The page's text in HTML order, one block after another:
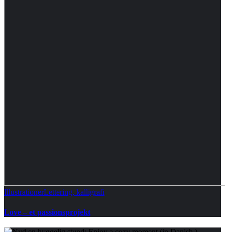
IllustrationerLettering, kalligrafi
Love – et passionsprojekt